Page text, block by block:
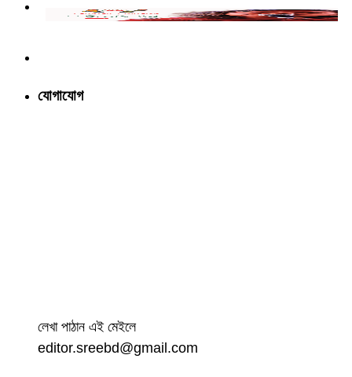
যোগাযোগ
লেখা পাঠান এই মেইলে
editor.sreebd@gmail.com